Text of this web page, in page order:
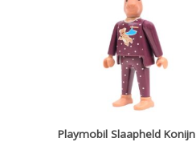
Playmobil Slaapheld Konijn